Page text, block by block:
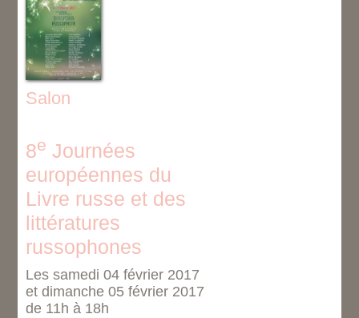
Salon
8e Journées
européennes du
Livre russe et des
littératures
russophones
Les samedi 04 février 2017
et dimanche 05 février 2017
de 11h à 18h